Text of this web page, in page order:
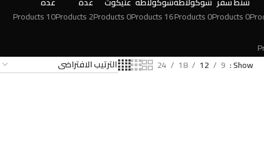
0 Products
0 Products
16 Products
0 Products
2 Products
10 Products
Show
9
12
18
24